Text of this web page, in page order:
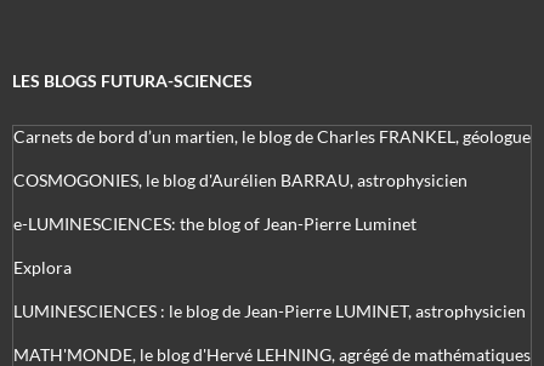
LES BLOGS FUTURA-SCIENCES
Carnets de bord d’un martien, le blog de Charles FRANKEL, géologue
COSMOGONIES, le blog d'Aurélien BARRAU, astrophysicien
e-LUMINESCIENCES: the blog of Jean-Pierre Luminet
Explora
LUMINESCIENCES : le blog de Jean-Pierre LUMINET, astrophysicien
MATH'MONDE, le blog d'Hervé LEHNING, agrégé de mathématiques